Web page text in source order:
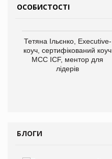
ОСОБИСТОСТІ
Тетяна Ільєнко, Executive-
коуч, сертифікований коуч
МСС ICF, ментор для
лідерів
БЛОГИ